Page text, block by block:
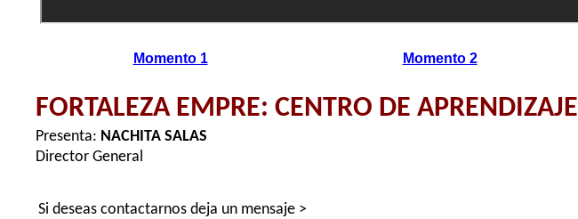
Momento 1 Momento 2
FORTALEZA EMPRE: CENTRO DE APRENDIZAJE
Presenta: NACHITA SALAS
Director General
Si deseas contactarnos deja un mensaje >